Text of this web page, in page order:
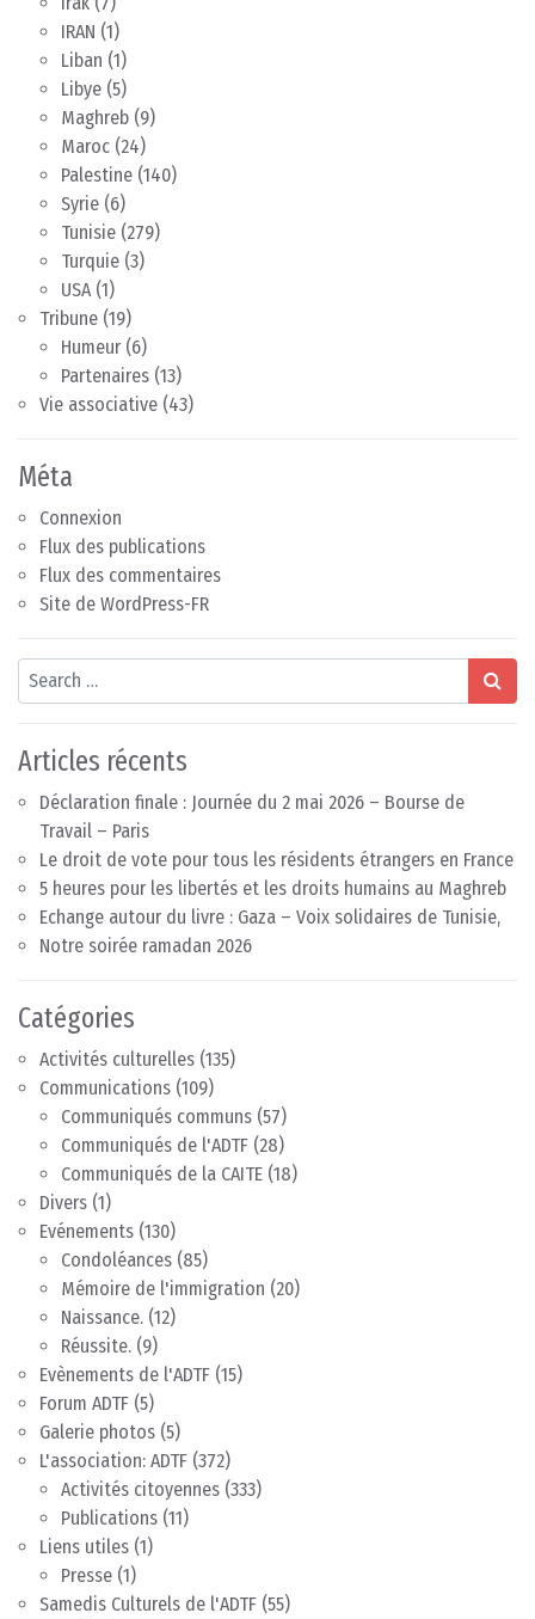
IRAN (1)
Liban (1)
Libye (5)
Maghreb (9)
Maroc (24)
Palestine (140)
Syrie (6)
Tunisie (279)
Turquie (3)
USA(1)
Tribune (19)
Humeur (6)
Partenaires (13)
Vie associative (43)
Méta
Connexion
Flux des publications
Flux des commentaires
Site de WordPress-FR
Search
Articles récents
Déclaration finale : Journée du 2 mai 2026 – Bourse de
Travail – Paris
Le droit de vote pour tous les résidents étrangers en France
5 heures pour les libertés et les droits humains au Maghreb
Echange autour du livre : Gaza – Voix solidaires de Tunisie,
Notre soirée ramadan 2026
Catégories
Activités culturelles (135)
Communications (109)
Communiqués communs (57)
Communiqués de l'ADTF (28)
Communiqués de la CAITE (18)
Divers (1)
Evénements (130)
Condoléances (85)
Mémoire de l'immigration (20)
Naissance. (12)
Réussite. (9)
Evènements de l'ADTF (15)
Forum ADTF (5)
Galerie photos (5)
L'association: ADTF (372)
Activités citoyennes (333)
Publications (11)
Liens utiles (1)
Presse (1)
Samedis Culturels de l'ADTF (55)